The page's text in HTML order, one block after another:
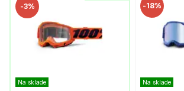
-3%
Na sklade
-18%
Na sklade